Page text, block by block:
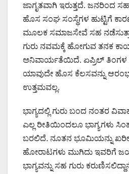
ಜಾಗೃತವಾಗಿ ಇರುತ್ತದೆ. ಜನರಿಂದ
ಹೊಸ ಸಂಘ ಸಂಸ್ಥೆಗಳ ಹುಟ್ಟಿಗೆ
ಮೂಲಕ ಸಮಾಜಸೇವೆ ಸಹ
ಗುರು ನವಮಕ್ಕೆ ಹೋಗುವ ತನಕ
ಅನಿವಾರ್ಯತೆಯಿದೆ. ಏಪ್ರಿಲ್ ತಿಂಗಳ
ಯಾವುದೇ ಹೊಸ ಕೆಲಸವನ್ನು ಆರಂಭ
ಉತ್ತಮವಲ್ಲ.
ಭಾಗ್ಯದಲ್ಲಿ ಗುರು ಬಂದ ನಂತರ
ಎಲ್ಲ ರೀತಿಯಿಂದಲೂ ಭಾಗ್ಯಗಳು
ಬರಲಿದೆ. ನೂತನ ಭೂಮಿಯನ್ನು
ಹೋರಾಟಗಳು ಮುಗಿದು ಇವರಿಗೆ
ಭಾಗ್ಯವನ್ನು ಸಹ ಗುರು